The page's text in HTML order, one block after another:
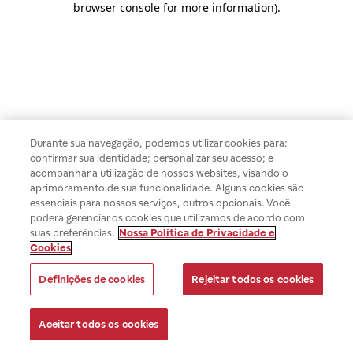
browser console for more information).
Durante sua navegação, podemos utilizar cookies para:
confirmar sua identidade; personalizar seu acesso; e
acompanhar a utilização de nossos websites, visando o
aprimoramento de sua funcionalidade. Alguns cookies são
essenciais para nossos serviços, outros opcionais. Você
poderá gerenciar os cookies que utilizamos de acordo com
suas preferências. Nossa Política de Privacidade e
Cookies
Definições de cookies Rejeitar todos os cookies
Aceitar todos os cookies